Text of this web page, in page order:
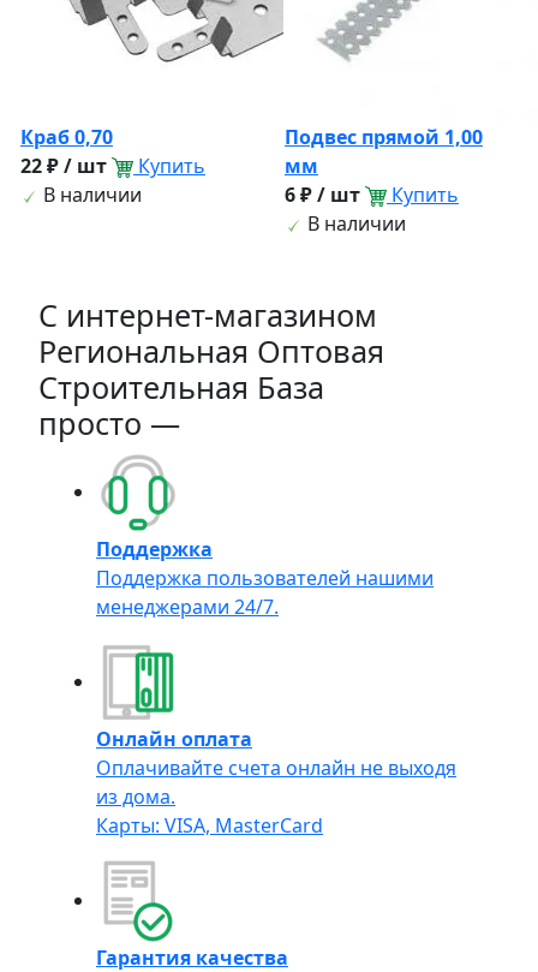
Краб 0,70
22 ₽ / шт
Купить
В наличии
Подвес прямой 1,00
мм
6 ₽ / шт
Купить
В наличии
C интернет-магазином
Региональная Оптовая
Строительная База
просто —
Поддержка
Поддержка пользователей нашими
менеджерами 24/7.
Онлайн оплата
Оплачивайте счета онлайн не выходя
из дома.
Карты: VISA, MasterCard
Гарантия качества